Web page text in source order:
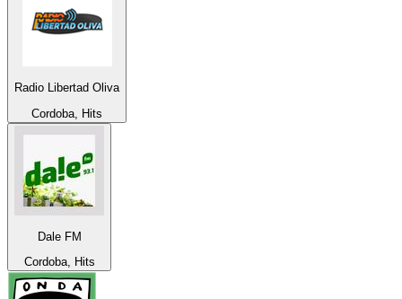
Radio Libertad Oliva
Cordoba, Hits
Dale FM
Cordoba, Hits